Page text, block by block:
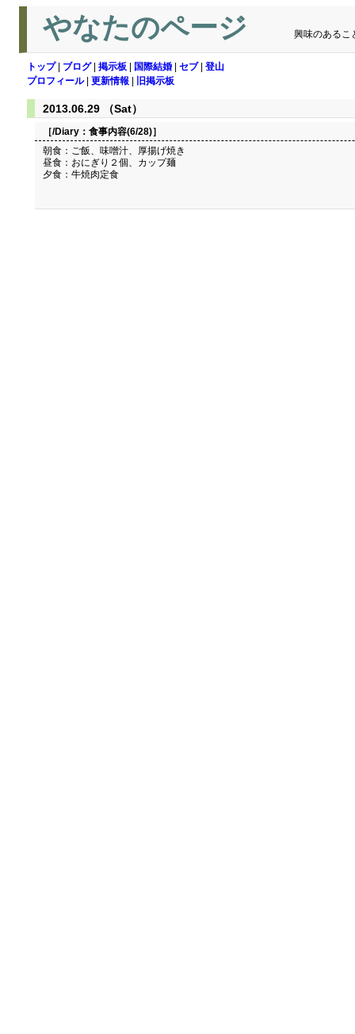
やなたのページ 興味のあるこ
トップ| ブログ| 掲示板 国際結婚 セブ| 登山
プロフィール| 更新情報 旧掲示板
2013.06.29 （Sat）
［/Diary： 食事内容(6/28)］
朝食：ご飯、味噌汁、厚揚げ焼き
昼食：おにぎり２個、カップ麺
夕食：牛焼肉定食